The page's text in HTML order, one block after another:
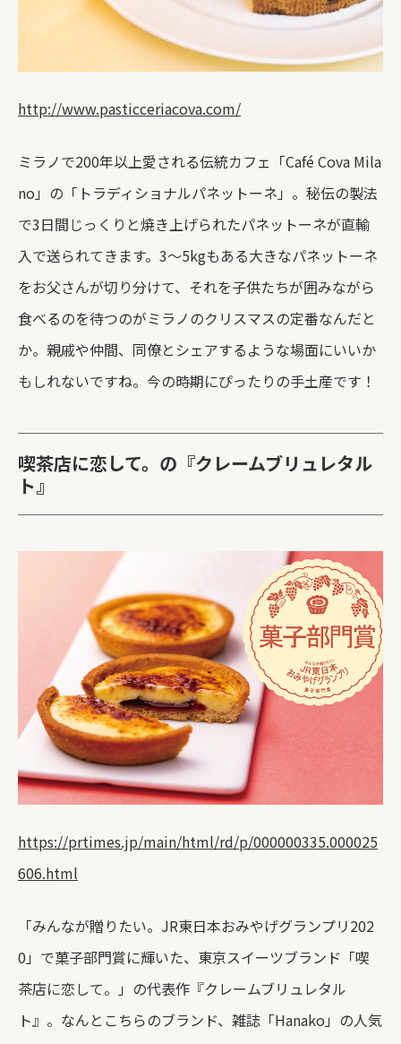
http://www.pasticceriacova.com/
ミラノで200年以上愛される伝統カフェ「CaféCova Mila
no」の「トラディショナルパネットーネ」。秘伝の製法
で3日間じっくりと焼き上げられたパネットーネが直輸
入で送られてきます。3～5kgもある大きなパネットーネ
をお父さんが切り分けて、それを子供たちが囲みながら
食べるのを待つのがミラノのクリスマスの定番なんだと
か。親戚や仲間、同僚とシェアするような場面にいいか
もしれないですね。今の時期にぴったりの手土産です！
喫茶店に恋して。の『クレームブリュレタル
ト』
https://prtimes.jp/main/html/rd/p/000000335.000025
606.html
「みんなが贈りたい。JR東日本おみやげグランプリ202
0」で菓子部門賞に輝いた、東京スイーツブランド「喫
茶店に恋して。」の代表作『クレームブリュレタル
ト』。なんとこちらのブランド、雑誌「Hanako」の人気